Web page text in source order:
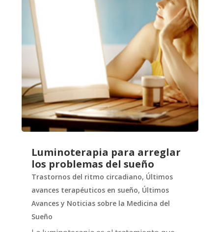
Luminoterapia para arreglar
los problemas del sueño
Trastornos del ritmo circadiano, Últimos
avances terapéuticos en sueño, Últimos
Avances y Noticias sobre la Medicina del
Sueño